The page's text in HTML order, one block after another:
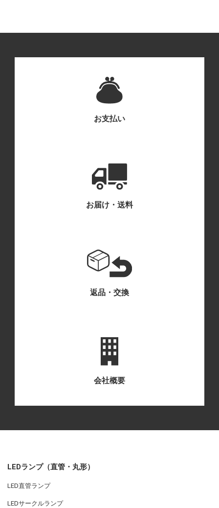
お支払い
お届け・送料
返品・交換
会社概要
LEDランプ（直管・丸形）
LED直管ランプ
LEDサークルランプ